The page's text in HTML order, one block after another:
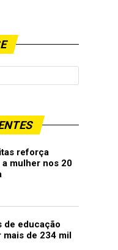
reforça
mulher nos 20
de educação
mais de 234 mil